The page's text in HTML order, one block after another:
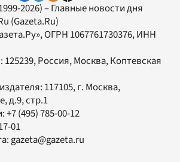
2026) – Главные новости дня
(Gazeta.Ru)
, ОГРН 1067761730376, ИНН
125239, Россия, Москва, Коптевская
117105, г. Москва,
д.9, стр.1
+7 (495) 785-00-12
01
gazeta@gazeta.ru